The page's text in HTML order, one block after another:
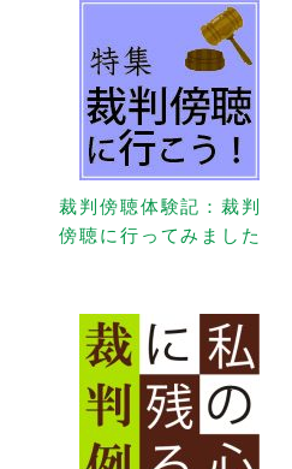
裁判傍聴体験記：裁判
傍聴に行ってみました